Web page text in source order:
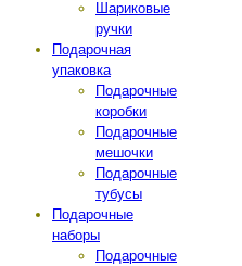
Шариковые
ручки
Подарочная
упаковка
Подарочные
коробки
Подарочные
мешочки
Подарочные
тубусы
Подарочные
наборы
Подарочные